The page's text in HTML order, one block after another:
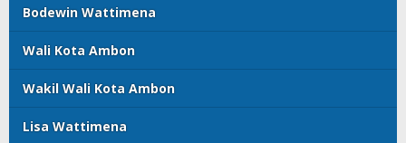
Bodewin Wattimena
Wali Kota Ambon
Wakil Wali Kota Ambon
Lisa Wattimena